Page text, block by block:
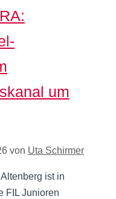
um
von Uta Schirmer
ist in
FIL Junioren